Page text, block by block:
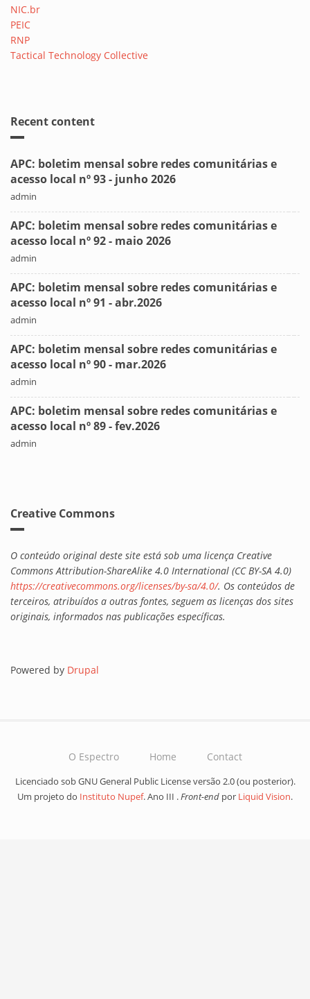
NIC.br
PEIC
RNP
Tactical Technology Collective
Recent content
APC: boletim mensal sobre redes comunitárias e
acesso local nº 93 - junho 2026
admin
APC: boletim mensal sobre redes comunitárias e
acesso local nº 92 - maio 2026
admin
APC: boletim mensal sobre redes comunitárias e
acesso local nº 91 - abr.2026
admin
APC: boletim mensal sobre redes comunitárias e
acesso local nº 90 - mar.2026
admin
APC: boletim mensal sobre redes comunitárias e
acesso local nº 89 - fev.2026
admin
Creative Commons
O conteúdo original deste site está sob uma licença Creative
Commons Attribution-ShareAlike 4.0 International (CC BY-SA 4.0)
https://creativecommons.org/licenses/by-sa/4.0/. Os conteúdos de
terceiros, atribuídos a outras fontes, seguem as licenças dos sites
originais, informados nas publicações específicas.
Powered by Drupal
O Espectro Home Contact
Licenciado sob GNU General Public License versão 2.0 (ou posterior).
Um projeto do Instituto Nupef. Ano III .Front-end por Liquid Vision.